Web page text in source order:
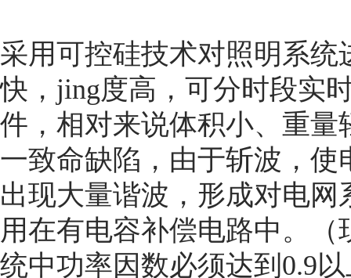
采用可控硅技术对照明系
快，jing度高，可分时段实
件，相对来说体积小、重
一致命缺陷，由于斩波，
出现大量谐波，形成对电
用在有电容补偿电路中。
统中功率因数必须达到0.9